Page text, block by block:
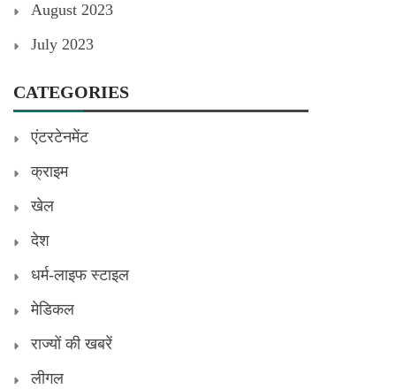
August 2023
July 2023
CATEGORIES
एंटरटेनमेंट
क्राइम
खेल
देश
धर्म-लाइफ स्टाइल
मेडिकल
राज्यों की खबरें
लीगल